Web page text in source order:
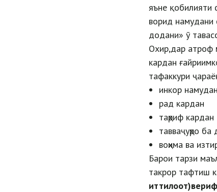
яъне қобилияти
ворид намудани
додани» ӯ
Охир,дар атроф
кардан
тафаккури
инкор намудан
рад кардан
таҳриф кардан
тавваҷуҳро
воҳима ва
Барои тарзи
такрор тафтиш